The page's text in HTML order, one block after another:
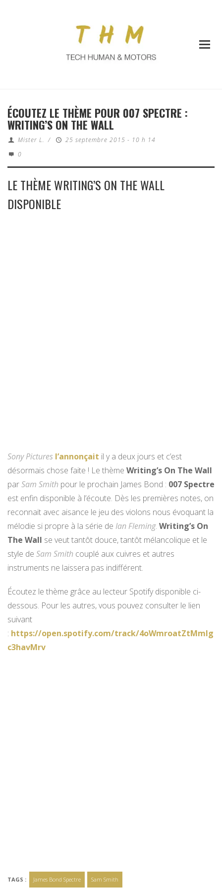
ÉCOUTEZ LE THÈME POUR 007 SPECTRE :
WRITING’S ON THE WALL
Mister L. /
25 septembre 2015 - 10 h 14
0
LE THÈME WRITING’S ON THE WALL
DISPONIBLE
Sony Pictures l’annonçait il y a deux jours et c’est
désormais chose faite ! Le thème Writing’s On The Wall
parSam Smith pour le prochain James Bond : 007 Spectre
est enfin disponible à l’écoute. Dès les premières notes, on
reconnait avec aisance le jeu des violons nous évoquant la
mélodie si propre à la série de Ian Fleming. Writing’s On
The Wall se veut tantôt douce, tantôt mélancolique et le
style de Sam Smith couplé aux cuivres et autres
instruments ne laissera pas indifférent.
Écoutez le thème grâce au lecteur Spotify disponible ci-
dessous. Pour les autres, vous pouvez consulter le lien
suivant
: https://open.spotify.com/track/4oWmroatZtMmlg
c3havMrv
TAGS : James Bond Spectre Sam Smith